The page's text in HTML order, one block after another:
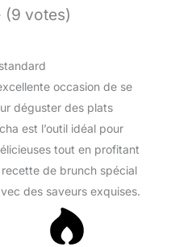
(9 votes)
occasion de se
déguster des plats
est l’outil idéal pour
tout en profitant
recette de brunch spécial
des saveurs exquises.